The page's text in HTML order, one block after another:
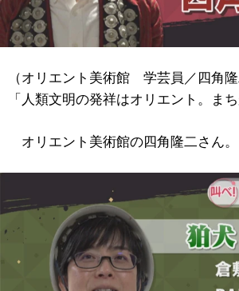
（オリエント美術館 学芸員／四角隆
「人類文明の発祥はオリエント。ま
オリエント美術館の四角隆二さん。